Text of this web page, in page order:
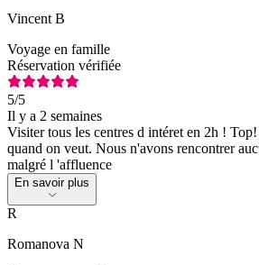
Vincent B
Voyage en famille
Réservation vérifiée
5/5
Il y a 2 semaines
Visiter tous les centres d intéret en 2h !
quand on veut. Nous n'avons rencontrer
malgré l 'affluence
En savoir plus
R
Romanova N